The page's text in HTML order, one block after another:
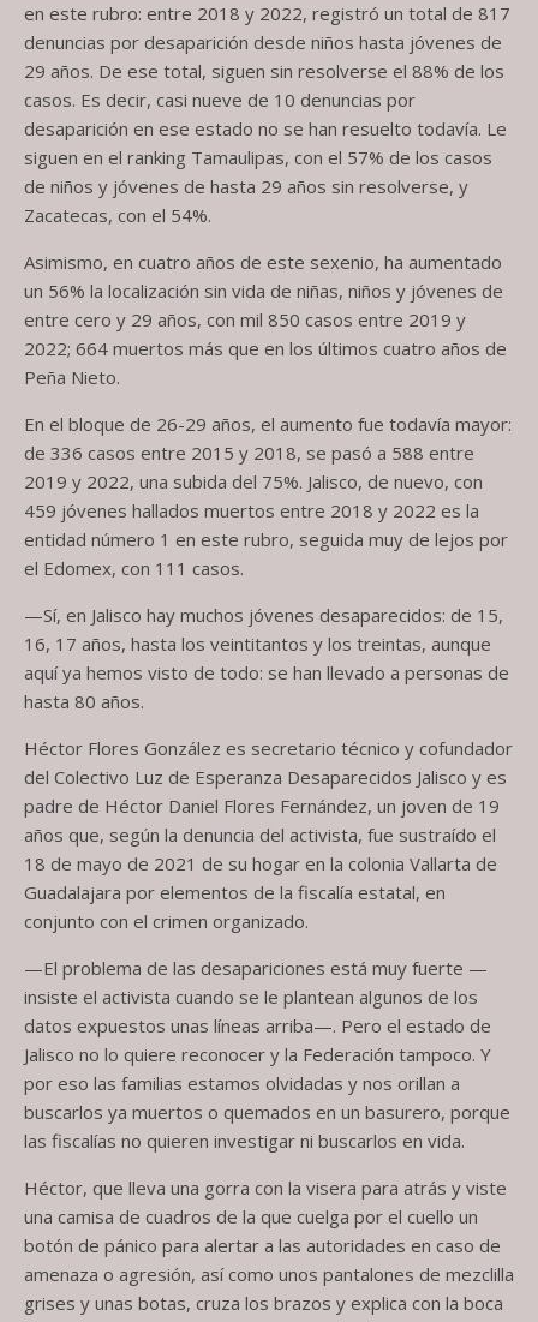
en este rubro: entre 2018 y 2022, registró un total de 817
denuncias por desaparición desde niños hasta jóvenes de
29 años. De ese total, siguen sin resolverse el 88% de los
casos. Es decir, casi nueve de 10 denuncias por
desaparición en ese estado no se han resuelto todavía. Le
siguen en el ranking Tamaulipas, con el 57% de los casos
de niños y jóvenes de hasta 29 años sin resolverse, y
Zacatecas, con el 54%.
Asimismo, en cuatro años de este sexenio, ha aumentado
un 56% la localización sin vida de niñas, niños y jóvenes de
entre cero y 29 años, con mil 850 casos entre 2019 y
2022; 664 muertos más que en los últimos cuatro años de
Peña Nieto.
En el bloque de 26-29 años, el aumento fue todavía mayor:
de 336 casos entre 2015 y 2018, se pasó a 588 entre
2019 y 2022, una subida del 75%. Jalisco, de nuevo, con
459 jóvenes hallados muertos entre 2018 y 2022 es la
entidad número 1 en este rubro, seguida muy de lejos por
el Edomex, con 111 casos.
—Sí, en Jalisco hay muchos jóvenes desaparecidos: de 15,
16, 17 años, hasta los veintitantos y los treintas, aunque
aquí ya hemos visto de todo: se han llevado a personas de
hasta 80 años.
Héctor Flores González es secretario técnico y cofundador
del Colectivo Luz de Esperanza Desaparecidos Jalisco y es
padre de Héctor Daniel Flores Fernández, un joven de 19
años que, según la denuncia del activista, fue sustraído el
18 de mayo de 2021 de su hogar en la colonia Vallarta de
Guadalajara por elementos de la fiscalía estatal, en
conjunto con el crimen organizado.
—El problema de las desapariciones está muy fuerte —
insiste el activista cuando se le plantean algunos de los
datos expuestos unas líneas arriba—. Pero el estado de
Jalisco no lo quiere reconocer y la Federación tampoco. Y
por eso las familias estamos olvidadas y nos orillan a
buscarlos ya muertos o quemados en un basurero, porque
las fiscalías no quieren investigar ni buscarlos en vida.
Héctor, que lleva una gorra con la visera para atrás y viste
una camisa de cuadros de la que cuelga por el cuello un
botón de pánico para alertar a las autoridades en caso de
amenaza o agresión, así como unos pantalones de mezclilla
grises y unas botas, cruza los brazos y explica con la boca